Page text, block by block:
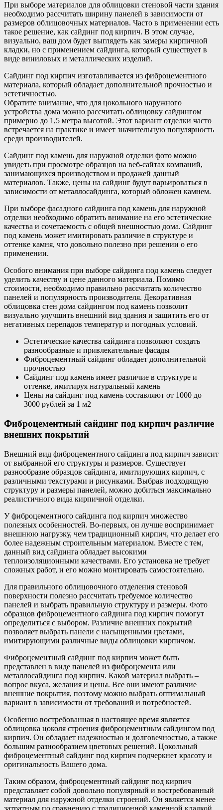
При выборе материалов для облицовки стеновой части здания
необходимо рассчитать ширину панелей в зависимости от
размеров облицовочных материалов. Часто в применении есть
такое решение, как сайдинг под кирпич. В этом случае,
визуально, ваш дом будет выглядеть как замеры кирпичной
кладки, но с применением сайдинга, который существует в
виде виниловых и металлических изделий.
Сайдинг под кирпич изготавливается из фиброцементного
материала, который обладает дополнительной прочностью и
эстетичностью.
Обратите внимание, что для цокольного наружного
устройства дома можно рассчитать облицовку сайдингом
примерно до 1,5 метра высотой. Этот вариант отделки часто
встречается на практике и имеет значительную популярность
среди производителей.
Сайдинг под камень для наружной отделки фото можно
увидеть при просмотре образцов на веб-сайтах компаний,
занимающихся производством и продажей данный
материалов. Также, цены на сайдинг будут варьироваться в
зависимости от металлосайдинга, который обложен камнем.
При выборе фасадного сайдинга под камень для наружной
отделки необходимо обратить внимание на его эстетические
качества и сочетаемость с общей внешностью дома. Сайдинг
под камень может имитировать различие в структуре и
оттенке камня, что довольно полезно при решении о его
применении.
Особого внимания при выборе сайдинга под камень следует
уделить качеству и цене данного материала. Помимо
стоимости, необходимо правильно рассчитать количество
панелей и популярность производителя. Декоративная
облицовка стен дома сайдингом под камень позволит
визуально улучшить внешний вид здания и защитить его от
негативных перепадов температур и погодных условий.
Эстетические качества сайдинга позволяют создать
разнообразные и привлекательные фасады
Фиброцементный сайдинг обладает дополнительной
прочностью
Сайдинг под камень имеет различие в структуре и
оттенке, имитируя натуральный камень
Цены на сайдинг под камень составляют от 1000 до
3000 рублей за 1 м2
Фиброцементный сайдинг под кирпич различие
внешних покрытий
Внешний вид фиброцементного сайдинга под кирпич зависит
от выбранной его структуры и размеров. Существует
разнообразие образцов сайдинга, имитирующих кирпич, с
различными текстурами и рисунками. Выбрав подходящую
структуру и размеры панелей, можно добиться максимально
реалистичного вида кирпичной отделки.
У фиброцементного сайдинга под кирпич множество
полезных особенностей. Во-первых, он лучше воспринимает
внешнюю нагрузку, чем традиционный кирпич, что делает его
более надежным строительным материалом. Вместе с тем,
данный вид сайдинга обладает высокими
теплоизоляционными качествами. Его установка не требует
сложных работ, и его можно монтировать самостоятельно.
Для правильного облицовочного отделения стеновой
поверхности полезно рассчитать требуемое количество
панелей и выбрать правильную структуру и размеры. Фото
образцов фиброцементного сайдинга под кирпич помогут
определиться с выбором. Различие внешних покрытий
позволяет выбрать панели с насыщенными цветами,
имитирующими различные виды облицовки кирпичом.
Фиброцементный сайдинг под кирпич может быть
представлен в виде панелей из фиброцемента или
металлосайдинга под кирпич. Какой материал выбрать –
вопрос вкуса, желания и цены. Все они имеют различие
внешние покрытия, поэтому можно выбрать оптимальный
вариант в зависимости от требований и потребностей.
Особенно востребованная в настоящее время является
облицовка цоколя строения фиброцементным сайдингом под
кирпич. Он обладает надежностью и долговечностью, а также
большим разнообразием цветовых решений. Цокольный
фиброцементный сайдинг под кирпич подчеркнет красоту и
оригинальность Вашего дома.
Таким образом, фиброцементный сайдинг под кирпич
представляет собой довольно популярный и востребованный
материал для наружной отделки строений. Он является менее
затратным по сравнению с традиционной каменной кладкой,